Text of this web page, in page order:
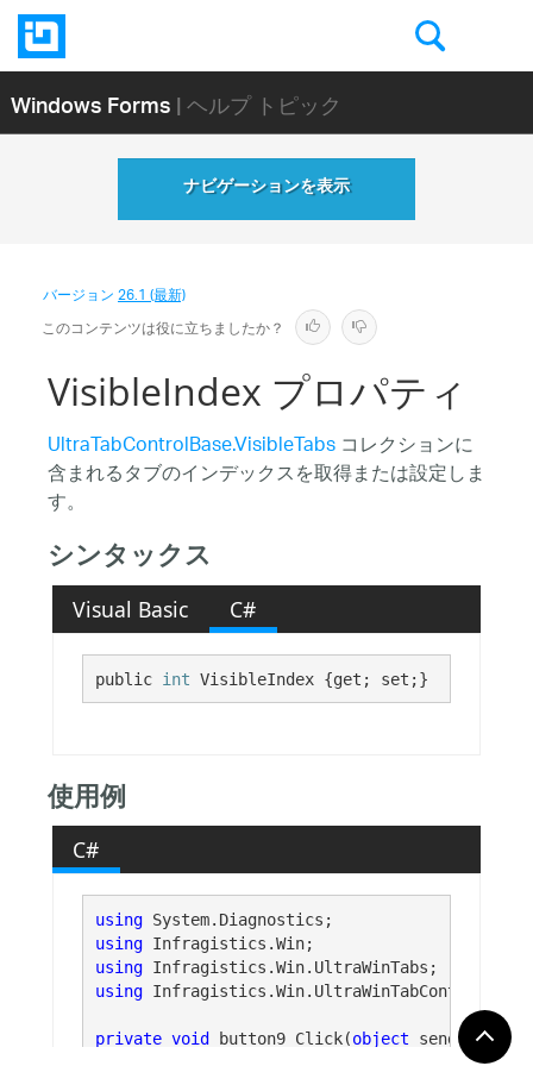
Windows Forms| ヘルプ トピック
ナビゲーションを表示
バージョン26.1 (最新)
このコンテンツは役に立ちましたか？
VisibleIndex プロパティ
UltraTabControlBase.VisibleTabsコレクションに
含まれるタブのインデックスを取得または設定しま
す。
シンタックス
Visual Basic C#
public int VisibleIndex {get; set;}
使用例
C#
using
using
using
using Infragistics.Win.UltraWinTabControl;
private void button9_Click(object sender,